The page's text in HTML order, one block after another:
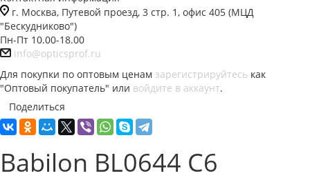
г. Москва, Путевой проезд, 3 стр. 1, офис 405 (МЦД
"Бескудниково")
Пн-Пт 10.00-18.00
info@opticsprof.ru
Для покупки по оптовым ценам зарегистрируйтесь как
"Оптовый покупатель" или войдите в аккаунт.
Поделиться
Babilon BL0644 C6